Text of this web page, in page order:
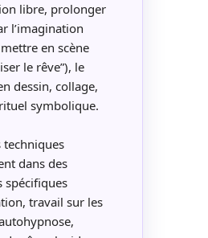
libre, prolonger
l’imagination
en scène
le rêve”), le
dessin, collage,
symbolique.
techniques
dans des
spécifiques
travail sur les